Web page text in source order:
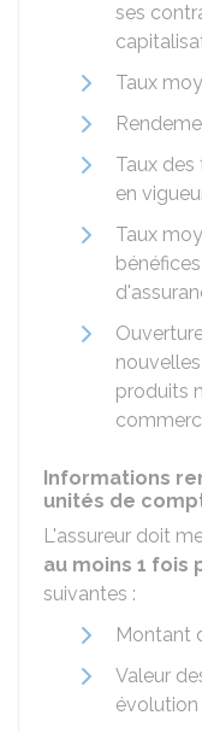
ses
Taux
Taux
en
Taux
produits
Informations
unités de
L'assureur doit
au moins 1 fois
suivantes :
Montant
Valeur
évolution